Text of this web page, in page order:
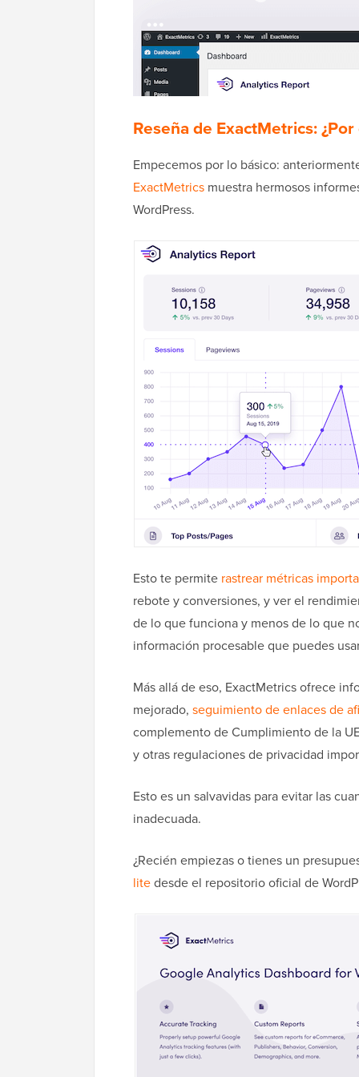
Reseña de ExactMetrics:
Empecemos por lo básico:
ExactMetrics muestra hermosos
WordPress.
Esto te permite rastrear métricas
rebote y conversiones, y ver el
de lo que funciona y menos de lo que
información procesable que puedes
Más allá de eso, ExactMetrics ofrece
mejorado, seguimiento de enlaces de
complemento de Cumplimiento de la
y otras regulaciones de privacidad
Esto es un salvavidas para evitar las
inadecuada.
¿Recién empiezas o tienes un
litedesde el repositorio oficial de